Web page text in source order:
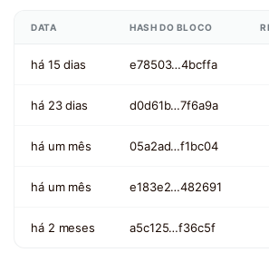
DATA HASH DO BLOCO
há 15 dias e78503…4bcffa
há 23 dias d0d61b…7f6a9a
há um mês 05a2ad…f1bc04
há um mês e183e2…482691
há 2 meses a5c125…f36c5f